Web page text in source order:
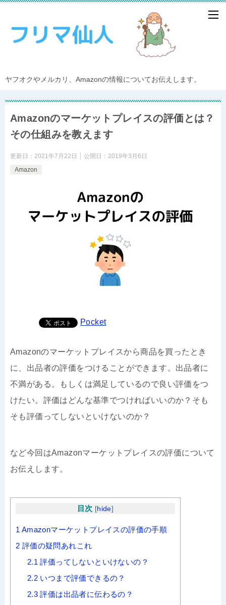
ヤフオクやメルカリ、Amazonの情報についてお伝えします。
Amazonのマーケットプレイスの評価とは？
その仕組みを教えます
更新日： 2021年7月22日 公開日： 2019年3月6日
Amazon
Pocket
Amazonのマーケットプレイスから商品を買ったとき
に、出品者の評価をつけることができます。出品者に
不満がある。もしくは満足しているので良い評価をつ
けたい。評価はどんな基準でつければいいのか？そも
そも評価ってしないといけないのか？
など今回はAmazonマーケットプレイスの評価について
お伝えします。
目次 [hide]
1 Amazonマーケットプレイスの評価の手順
2 評価の疑問あれこれ
2.1 評価ってしないといけないの？
2.2 いつまで評価できるの？
2.3 評価は出品者に伝わるの？